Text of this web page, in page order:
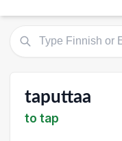
taputtaa
to tap